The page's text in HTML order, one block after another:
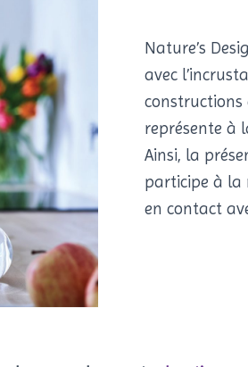
Nature’s
avec
constructions
représente à
Ainsi, la
participe à la
en contact